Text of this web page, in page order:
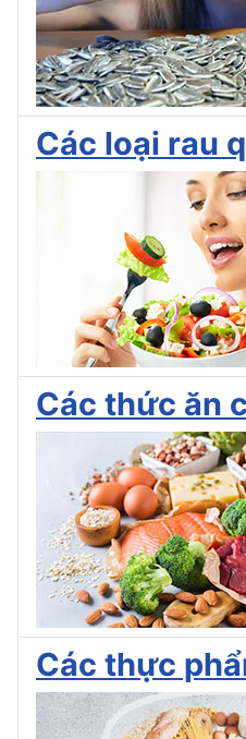
Các loại rau
Các thức ăn
Các thực